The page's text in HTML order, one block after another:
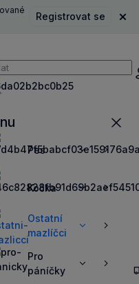
Registrovat se
Pes
ZobrazitZobrazit
Kočka
ZobrazitZobrazit
Ostatní
mazlíčci
ZobrazitZobrazit
Pro
páníčky
ZobrazitZobrazit